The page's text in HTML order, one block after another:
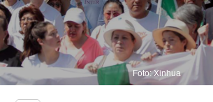
Foto: Xinhua